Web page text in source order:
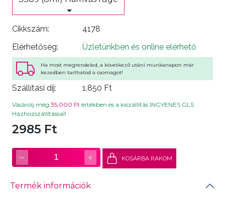
Cikkszám:
4178
Elérhetőség:
Üzletünkben és online elérhető
Ha most megrendeled, a következő utáni munkanapon már
kezedben tarthatod a csomagot!
Szállítási díj: 1,850 Ft
Vásárolj még 35,000 Ft értékben és a kiszállítás INGYENES GLS
Házhozszállítással!
2985 Ft
− 1 + KOSÁRBA RAKOM
Termék információk